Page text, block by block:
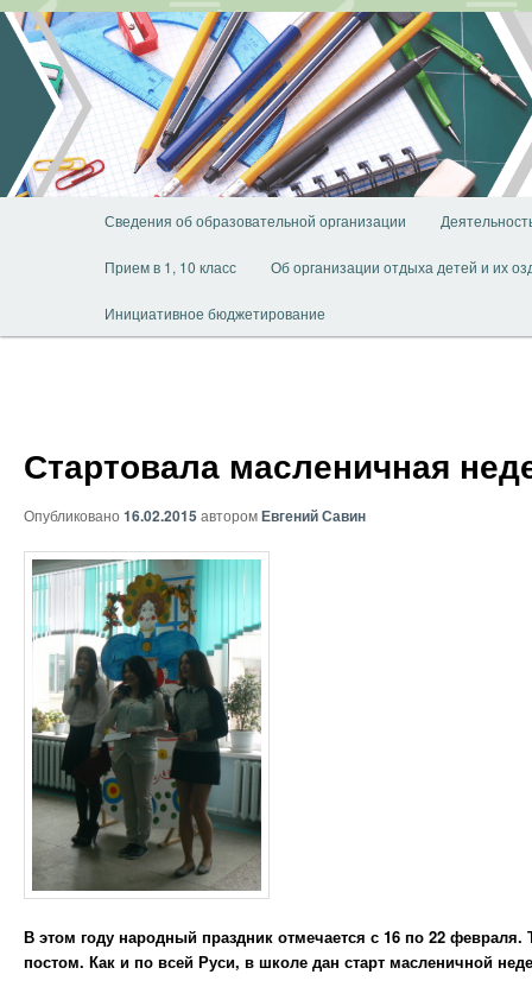
Перейти
основному
содержимому
Сведения об образовательной организации
Прием в 1, 10 класс Об организации отдыха детей и их
Инициативное бюджетирование
Стартовала масленичная
Опубликовано 16.02.2015 авторомЕвгений Савин
В этом году народный праздник отмечается с 16 по 22
постом. Как и по всей Руси, в школе дан старт масленичной